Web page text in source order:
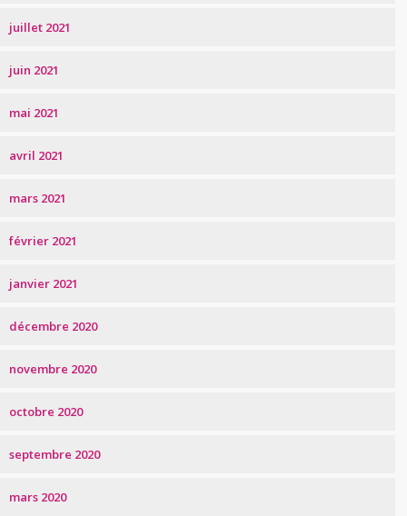
juillet 2021
juin 2021
mai 2021
avril 2021
mars 2021
février 2021
janvier 2021
décembre 2020
novembre 2020
octobre 2020
septembre 2020
mars 2020